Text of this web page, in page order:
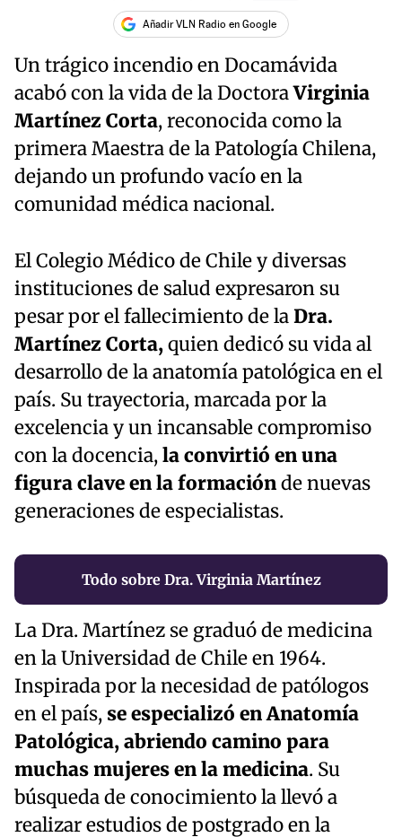
Añadir VLN Radio en Google
Un trágico incendio en Docamávida
acabó con la vida de la DoctoraVirginia
Martínez Corta, reconocida como la
primera Maestra de la Patología Chilena,
dejando un profundo vacío en la
comunidad médica nacional.
El Colegio Médico de Chile y diversas
instituciones de salud expresaron su
pesar por el fallecimiento de laDra.
Martínez Corta,quien dedicó su vida al
desarrollo de la anatomía patológica en el
país. Su trayectoria, marcada por la
excelencia y un incansable compromiso
con la docencia,la convirtió en una
figura clave en la formaciónde nuevas
generaciones de especialistas.
Todo sobre Dra. Virginia Martínez
La Dra. Martínez se graduó de medicina
en la Universidad de Chile en 1964.
Inspirada por la necesidad de patólogos
en el país, se especializó en Anatomía
Patológica, abriendo camino para
muchas mujeres en la medicina. Su
búsqueda de conocimiento la llevó a
realizar estudios de postgrado en la